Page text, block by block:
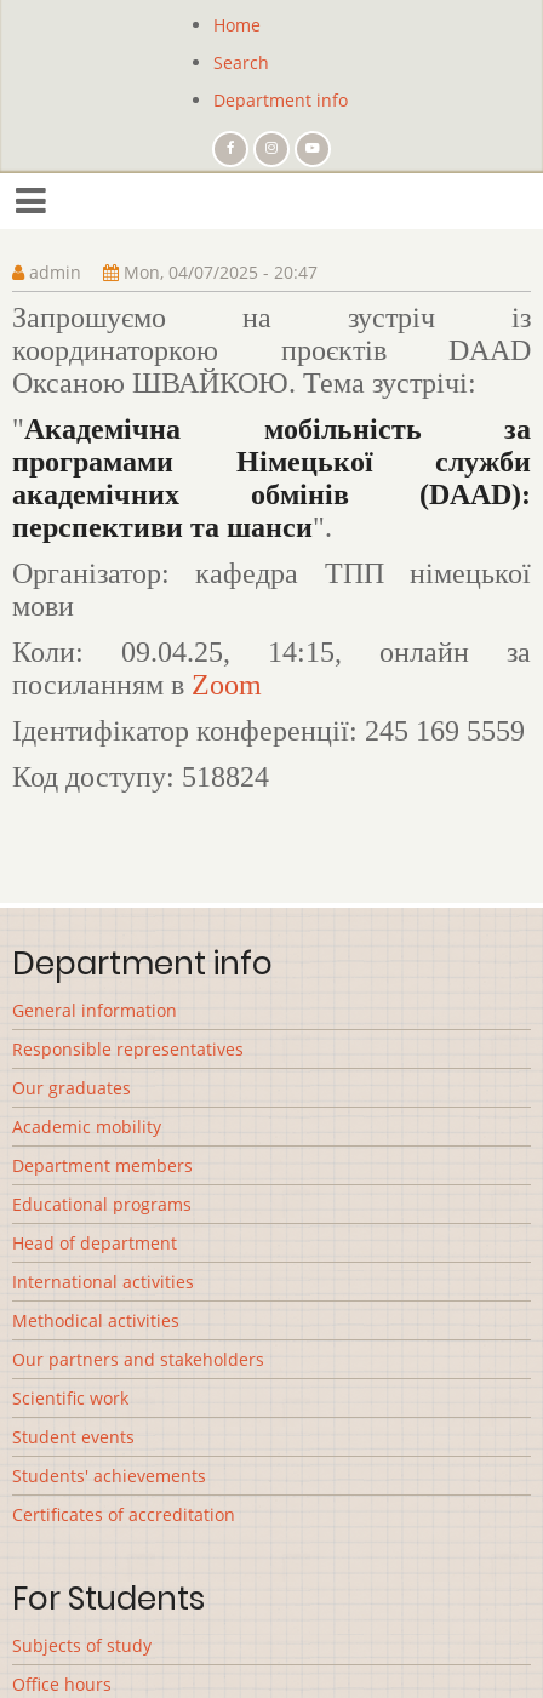
Site
navigation
Home
Search
Department info
admin Mon, 04/07/2025 - 20:47
Запрошуємо на зустріч із
координаторкою проєктів DAAD
Оксаною ШВАЙКОЮ. Тема зустрічі:
"Академічна мобільність за
програмами Німецької служби
академічних обмінів (DAAD):
перспективи та шанси".
Організатор: кафедра ТПП німецької
мови
Коли: 09.04.25, 14:15, онлайн за
посиланням в Zoom
Ідентифікатор конференції: 245 169 5559
Код доступу: 518824
Department info
General information
Responsible representatives
Our graduates
Academic mobility
Department members
Educational programs
Head of department
International activities
Methodical activities
Our partners and stakeholders
Scientific work
Student events
Students' achievements
Сertificates of accreditation
For Students
Subjects of study
Office hours